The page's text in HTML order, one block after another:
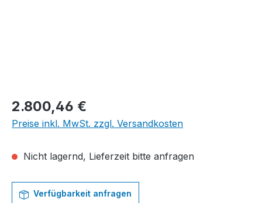
Regulärer Preis:
2.800,46 €
Preise inkl. MwSt. zzgl. Versandkosten
Nicht lagernd, Lieferzeit bitte anfragen
Verfügbarkeit anfragen